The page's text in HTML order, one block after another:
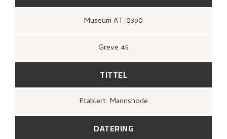
Museum AT-0390
Greve 45
TITTEL
Etablert: Mannshode
DATERING